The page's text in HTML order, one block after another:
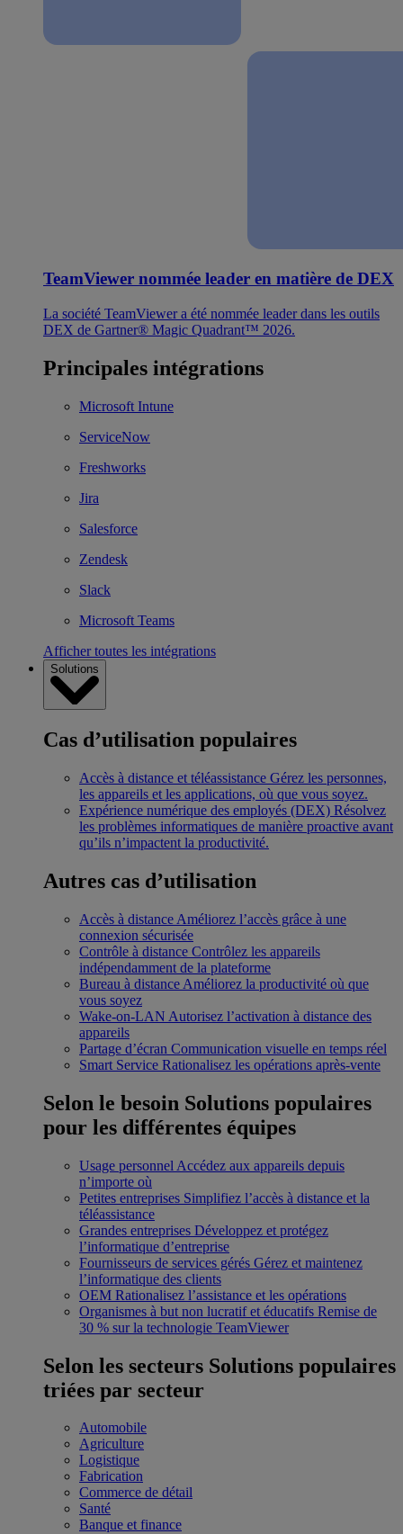
TeamViewer nommée leader en matière de DEX
La société TeamViewer a été nommée leader dans les outils
DEX de Gartner® Magic Quadrant™ 2026.
Principales intégrations
Microsoft Intune
ServiceNow
Freshworks
Jira
Salesforce
Zendesk
Slack
Microsoft Teams
Afficher toutes les intégrations
Solutions
Cas d’utilisation populaires
Accès à distance et téléassistance Gérez les personnes,
les appareils et les applications, où que vous soyez.
Expérience numérique des employés (DEX) Résolvez
les problèmes informatiques de manière proactive avant
qu’ils n’impactent la productivité.
Autres cas d’utilisation
Accès à distance Améliorez l’accès grâce à une
connexion sécurisée
Contrôle à distance Contrôlez les appareils
indépendamment de la plateforme
Bureau à distance Améliorez la productivité où que
vous soyez
Wake-on-LAN Autorisez l’activation à distance des
appareils
Partage d’écran Communication visuelle en temps réel
Smart Service Rationalisez les opérations après-vente
Selon le besoin Solutions populaires
pour les différentes équipes
Usage personnel Accédez aux appareils depuis
n’importe où
Petites entreprises Simplifiez l’accès à distance et la
téléassistance
Grandes entreprises Développez et protégez
l’informatique d’entreprise
Fournisseurs de services gérés Gérez et maintenez
l’informatique des clients
OEM Rationalisez l’assistance et les opérations
Organismes à but non lucratif et éducatifs Remise de
30 % sur la technologie TeamViewer
Selon les secteurs Solutions populaires
triées par secteur
Automobile
Agriculture
Logistique
Fabrication
Commerce de détail
Santé
Banque et finance